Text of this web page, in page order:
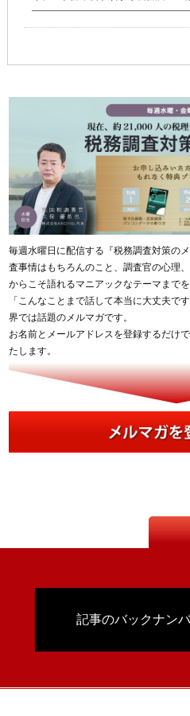
毎週水曜日に配信する『税務調査対策の
査事情はもちろんのこと、調査官の心理
からこそ語れるマニアックなテーマまでを
「こんなことまで話して本当に大丈夫で
界では話題のメルマガです。
お名前とメールアドレスを登録するだけ
たします。
記事のバックナン